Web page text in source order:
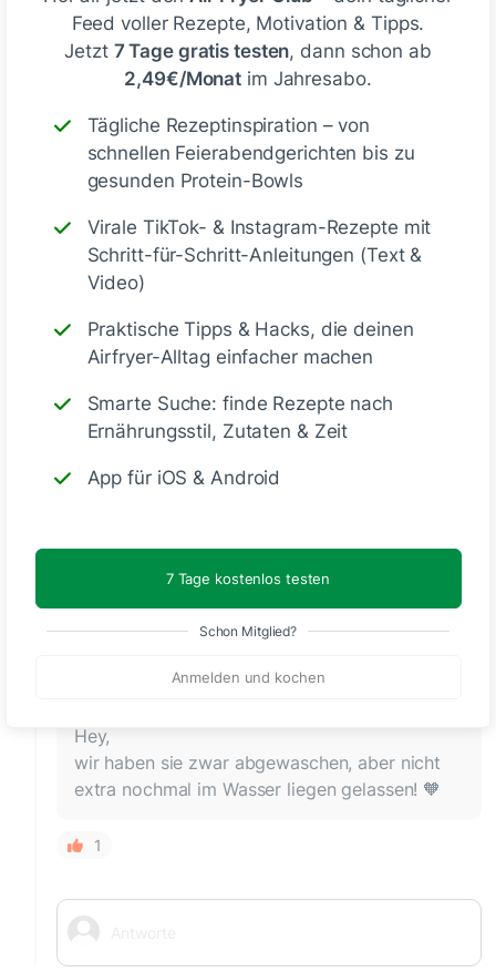
Feed voller Rezepte, Motivation & Tipps.
Jetzt 7 Tage gratis testen, dann schon ab
2,49€/Monat im Jahresabo.
Tägliche Rezeptinspiration – von
schnellen Feierabendgerichten bis zu
gesunden Protein-Bowls
Virale TikTok- & Instagram-Rezepte mit
Schritt-für-Schritt-Anleitungen (Text &
Video)
Praktische Tipps & Hacks, die deinen
Airfryer-Alltag einfacher machen
Smarte Suche: finde Rezepte nach
Ernährungsstil, Zutaten & Zeit
App für iOS & Android
7 Tage kostenlos testen
Schon Mitglied?
Anmelden und kochen
Emily vom Air Fryer Club Team
vor 12 Tagen
Hi Kerstin,
danke dir!! 🧡
Hast du dir noch was dazu gemacht? 😊
Gefällt mir
sni85
vor etwa 1 Monat
vor etwa 1 Monat
Hey,
wir haben sie zwar abgewaschen, aber nicht
extra nochmal im Wasser liegen gelassen! 🧡
1